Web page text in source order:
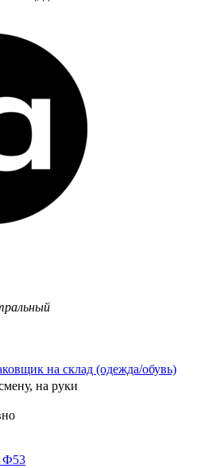
на склад (одежда/обувь)
на руки
Ф53